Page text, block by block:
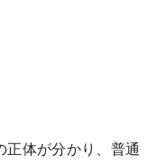
正体が分かり、普通